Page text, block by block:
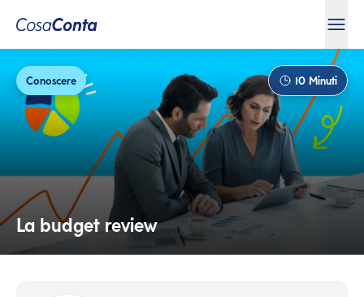
Conoscere 10 Minuti
La budget review